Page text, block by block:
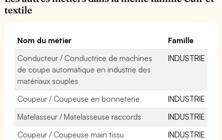
textile
Nom du métier
Famille
Conducteur / Conductrice de machines
de coupe automatique en industrie des
matériaux souples
INDUSTRIE
Coupeur / Coupeuse en bonneterie
INDUSTRIE
Matelasseur / Matelasseuse raccords
INDUSTRIE
Coupeur / Coupeuse main tissu
INDUSTRIE